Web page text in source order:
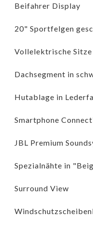
Beifahrer Display
20" Sportfelgen
Vollelektrische
Dachsegment in
Hutablage in
Smartphone
JBL Premium
Spezialnähte in
Surround View